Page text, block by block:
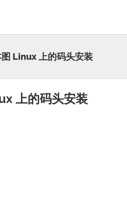
Linux 上的码头安装
上的码头安装